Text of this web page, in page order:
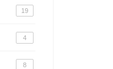
19
4
8